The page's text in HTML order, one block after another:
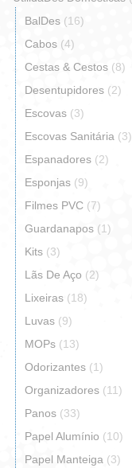
BalDes (16)
Cabos (4)
Cestas & Cestos (8)
Desentupidores (2)
Escovas (3)
Escovas Sanitária (3)
Espanadores (2)
Esponjas (9)
Filmes PVC (7)
Guardanapos (1)
Kits (3)
Lãs De Aço (2)
Lixeiras (18)
Luvas (9)
MOPs (13)
Odorizantes (1)
Organizadores (11)
Panos (33)
Papel Alumínio (10)
Papel Manteiga (3)